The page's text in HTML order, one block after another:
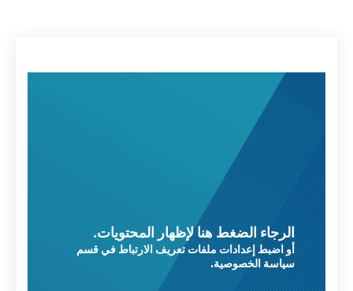
الرجاء الضغط هنا لإظهار المحتويات.
أو اضبط إعدادات ملفات تعريف الارتباط في قسم
سياسة الخصوصية.